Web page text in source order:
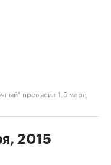
превысил 1,5 млрд
2015